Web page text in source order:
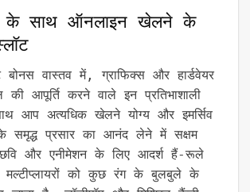
के साथ ऑनलाइन खेलने के
वास्तव में, ग्राफिक्स और हार्डवेयर
आपूर्ति करने वाले इन प्रतिभाशाली
आप अत्यधिक खेलने योग्य और इमर्सिव
के समृद्ध प्रसार का आनंद लेने में सक्षम
छवि और एनीमेशन के लिए आदर्श हैं-रूले
मल्टीप्लायरों को कुछ रंग के बुलबुले के